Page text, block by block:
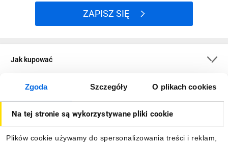
Zgoda Szczegóły O plikach cookies
Na tej stronie są wykorzystywane pliki cookie
Plików cookie używamy do spersonalizowania treści i reklam,
ZAPISZ SIĘ
Jak kupować
O firmie